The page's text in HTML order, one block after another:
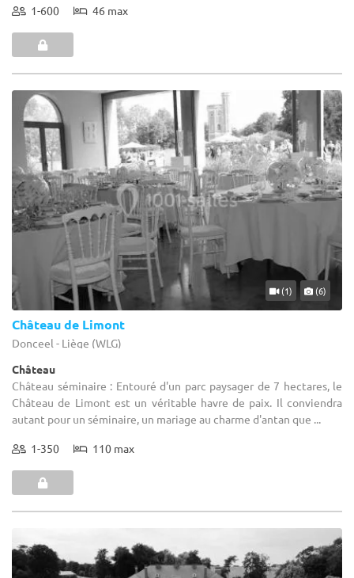
1-600 46 max
(1) (6)
Château de Limont
Donceel - Liège (WLG)
Château
Château séminaire : Entouré d'un parc paysager de 7 hectares, le
Château de Limont est un véritable havre de paix. Il conviendra
autant pour un séminaire, un mariage au charme d'antan que ...
1-350 110 max